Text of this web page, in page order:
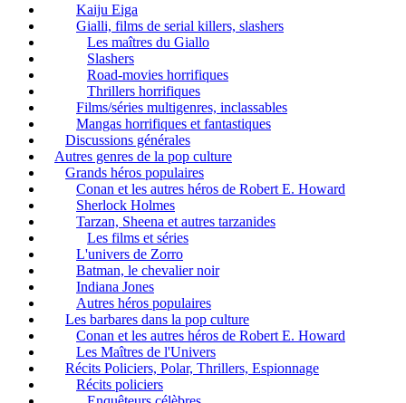
Kaiju Eiga
Gialli, films de serial killers, slashers
Les maîtres du Giallo
Slashers
Road-movies horrifiques
Thrillers horrifiques
Films/séries multigenres, inclassables
Mangas horrifiques et fantastiques
Discussions générales
Autres genres de la pop culture
Grands héros populaires
Conan et les autres héros de Robert E. Howard
Sherlock Holmes
Tarzan, Sheena et autres tarzanides
Les films et séries
L'univers de Zorro
Batman, le chevalier noir
Indiana Jones
Autres héros populaires
Les barbares dans la pop culture
Conan et les autres héros de Robert E. Howard
Les Maîtres de l'Univers
Récits Policiers, Polar, Thrillers, Espionnage
Récits policiers